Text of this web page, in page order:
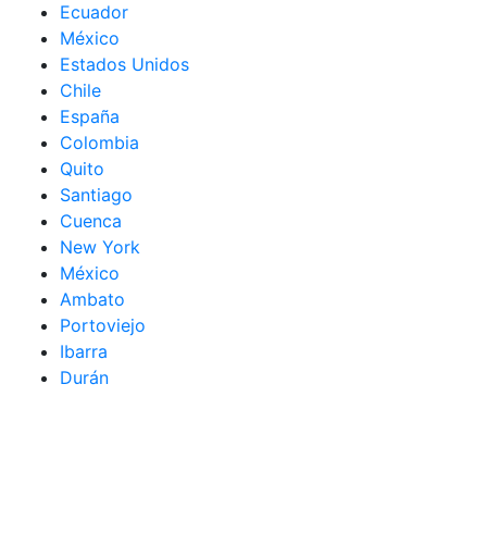
Ecuador
México
Estados Unidos
Chile
España
Colombia
Quito
Santiago
Cuenca
New York
México
Ambato
Portoviejo
Ibarra
Durán